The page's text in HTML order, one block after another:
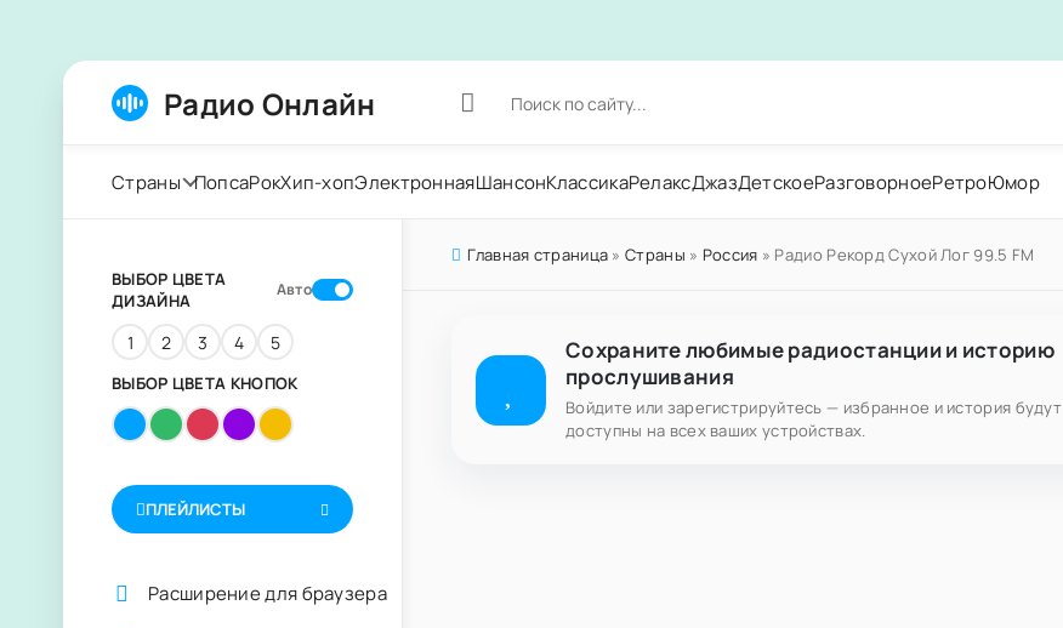
Радио Онлайн
Страны ПопсаРокХип-хопЭлектроннаяШансонКлассикаРелаксДжазДетскоеРазговорноеРетроЮмор
Главная страница »Страны » Россия » Радио Рекорд Сухой Лог 99.5 FM
Сохраните любимые радиостанции и историю
прослушивания
Войдите или зарегистрируйтесь — избранное и история будут
доступны на всех ваших устройствах.
ВЫБОР ЦВЕТА
ДИЗАЙНА
Авто
1 2 3 4 5
ВЫБОР ЦВЕТА КНОПОК
ПЛЕЙЛИСТЫ
Расширение для браузера